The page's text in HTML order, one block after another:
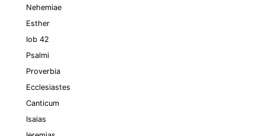
Nehemiae
Esther
Iob 42
Psalmi
Proverbia
Ecclesiastes
Canticum
Isaias